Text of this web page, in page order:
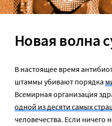
Новая волна
В настоящее время
штаммы убивают порядка
Всемирная организация
одной из десяти самых
человечества. Если ничего